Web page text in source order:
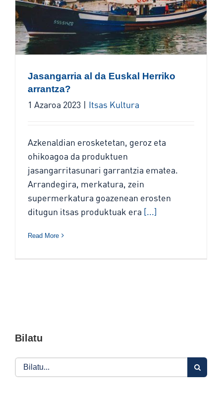
Jasangarria al da Euskal Herriko
arrantza?
1 Azaroa 2023 | Itsas Kultura
Azkenaldian erosketetan, geroz eta
ohikoagoa da produktuen
jasangarritasunari garrantzia ematea.
Arrandegira, merkatura, zein
supermerkatura goazenean erosten
ditugun itsas produktuak era [...]
Read More
Bilatu
Search
for: